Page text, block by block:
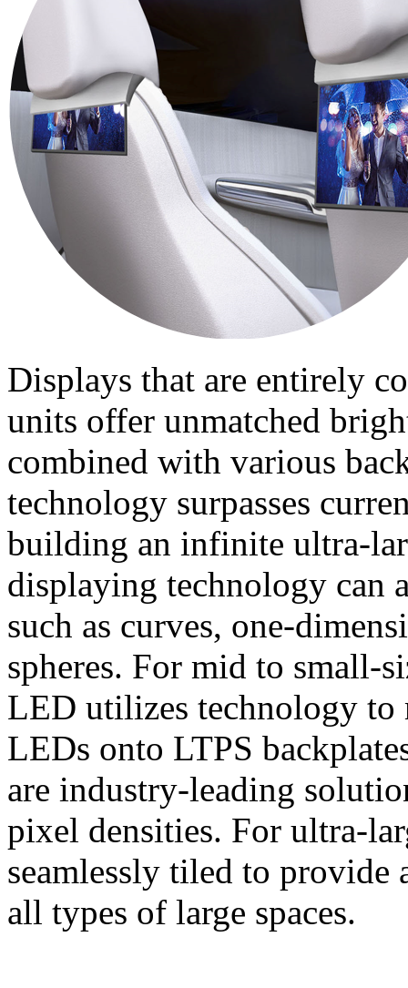
Displays that are entirely
units offer unmatched
combined with various
technology surpasses
building an infinite ultra-
displaying technology can
such as curves, one-
spheres. For mid to small-
LED utilizes technology to
LEDs onto LTPS
are industry-leading
pixel densities. For ultra-
seamlessly tiled to
all types of large spaces.